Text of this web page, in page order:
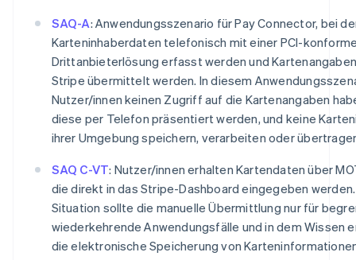
SAQ-A: Anwendungsszenario für Pay Connector, bei
Karteninhaberdaten telefonisch mit einer PCI-
Drittanbieterlösung erfasst werden und
Stripe übermittelt werden. In diesem
Nutzer/innen keinen Zugriff auf die Kartenangaben
diese per Telefon präsentiert werden, und keine
ihrer Umgebung speichern, verarbeiten oder
SAQ C-VT: Nutzer/innen erhalten Kartendaten über
die direkt in das Stripe-Dashboard eingegeben
Situation sollte die manuelle Übermittlung nur für
wiederkehrende Anwendungsfälle und in dem Wissen
die elektronische Speicherung von
Festlandchina
简体中文English
Finnland
EnglishSvenska
Frankreich
FrançaisEnglish
Gibraltar
English
Griechenland
English
Indien
English
Irland
English
Italien